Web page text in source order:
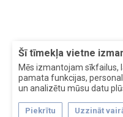
Šī tīmekļa vietne
Mēs izmantojam sīkfailus,
pamata funkcijas,
un analizētu mūsu datu
Piekrītu Uzzināt